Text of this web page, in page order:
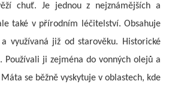
chuť. Je jednou z nejznámějších a
také v přírodním léčitelství. Obsahuje
využívaná již od starověku. Historické
ji zejména do vonných olejů a
se běžně vyskytuje v oblastech, kde